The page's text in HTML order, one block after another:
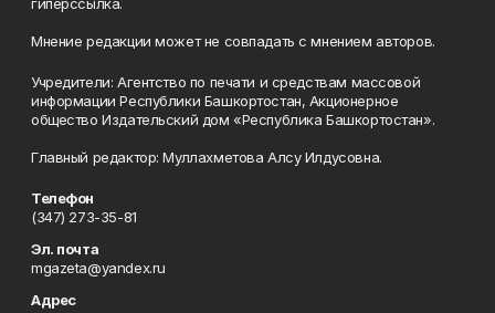
Мнение редакции может не совпадать с мнением авторов.
Учредители: Агентство по печати и средствам массовой
информации Республики Башкортостан, Акционерное
общество Издательский дом «Республика Башкортостан».
Главный редактор: Муллахметова Алсу Илдусовна.
Телефон
(347) 273-35-81
Эл. почта
mgazeta@yandex.ru
Адрес